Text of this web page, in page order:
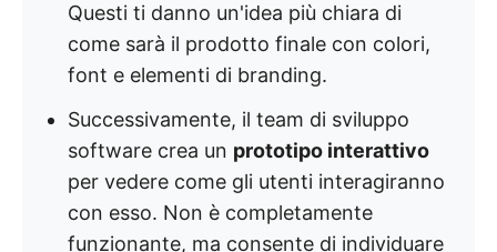
Questi ti danno un'idea più chiara di
come sarà il prodotto finale con colori,
font e elementi di branding.
Successivamente, il team di sviluppo
software crea un prototipo interattivo
per vedere come gli utenti interagiranno
con esso. Non è completamente
funzionante, ma consente di individuare